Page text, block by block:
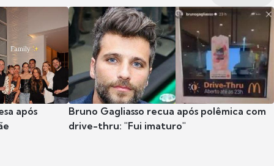
após
Bruno Gagliasso recua após polêmica com
drive-thru: "Fui imaturo"